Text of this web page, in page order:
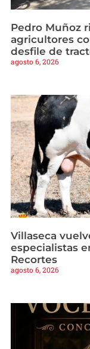
Pedro Muñoz
agricultores
desfile de
agosto 6, 2026
Villaseca
especialistas
Recortes
agosto 6, 2026